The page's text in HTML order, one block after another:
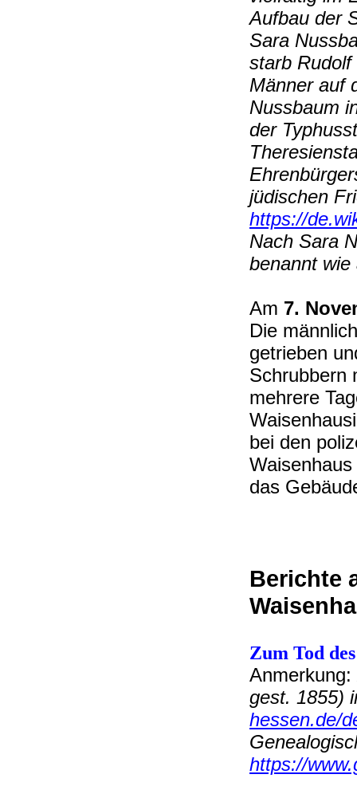
Aufbau der
Sara
starb
Männer auf
Nussbaum
der
jüdischen
https://
Nach Sara
benannt
Am 7.
Die
getrieben
Schrubbern
mehrere
bei den
das
Berichte
Zum Tod
Anmerkung:
gest. 1855)
hessen.de/
https://